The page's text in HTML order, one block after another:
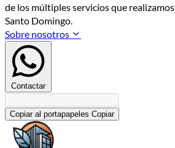
de los múltiples servicios que realizamos.
Santo Domingo.
Sobre nosotros
Contactar
Copiar al portapapeles Copiar